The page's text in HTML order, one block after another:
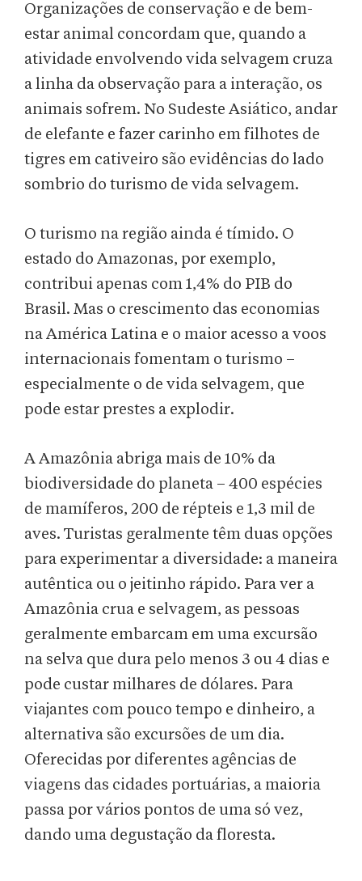
Organizações de conservação e de bem-
estar animal concordam que, quando a
atividade envolvendo vida selvagem cruza
a linha da observação para a interação, os
animais sofrem. No Sudeste Asiático, andar
de elefante e fazer carinho em filhotes de
tigres em cativeiro são evidências do lado
sombrio do turismo de vida selvagem.
O turismo na região ainda é tímido. O
estado do Amazonas, por exemplo,
contribui apenas com 1,4% do PIB do
Brasil. Mas o crescimento das economias
na América Latina e o maior acesso a voos
internacionais fomentam o turismo –
especialmente o de vida selvagem, que
pode estar prestes a explodir.
A Amazônia abriga mais de 10% da
biodiversidade do planeta – 400 espécies
de mamíferos, 200 de répteis e 1,3 mil de
aves. Turistas geralmente têm duas opções
para experimentar a diversidade: a maneira
autêntica ou o jeitinho rápido. Para ver a
Amazônia crua e selvagem, as pessoas
geralmente embarcam em uma excursão
na selva que dura pelo menos 3 ou 4 dias e
pode custar milhares de dólares. Para
viajantes com pouco tempo e dinheiro, a
alternativa são excursões de um dia.
Oferecidas por diferentes agências de
viagens das cidades portuárias, a maioria
passa por vários pontos de uma só vez,
dando uma degustação da floresta.